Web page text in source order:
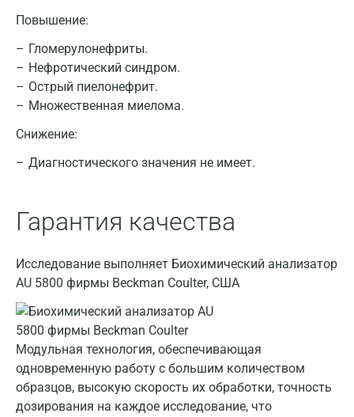
Повышение:
Гломерулонефриты.
Нефротический синдром.
Острый пиелонефрит.
Множественная миелома.
Снижение:
Диагностического значения не имеет.
Гарантия качества
Исследование выполняет Биохимический анализатор
AU 5800 фирмы Beckman Coulter, США
Модульная технология, обеспечивающая
одновременную работу с большим количеством
образцов, высокую скорость их обработки, точность
дозирования на каждое исследование, что
Астрахань
Балашиха
Брянск
Видное
Волгоград
Волжский
Вологда
Воронеж
Всеволожск